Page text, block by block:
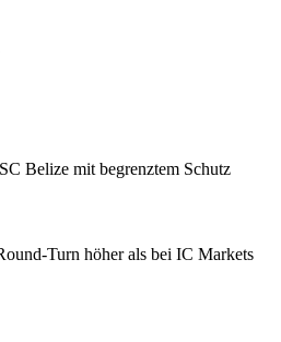
Belize mit begrenztem Schutz
Turn höher als bei IC Markets